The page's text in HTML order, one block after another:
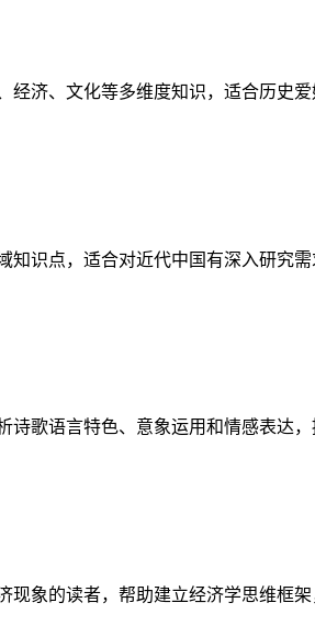
济、文化等多维度知识，适合历史
识点，适合对近代中国有深入研究
歌语言特色、意象运用和情感表达
象的读者，帮助建立经济学思维框